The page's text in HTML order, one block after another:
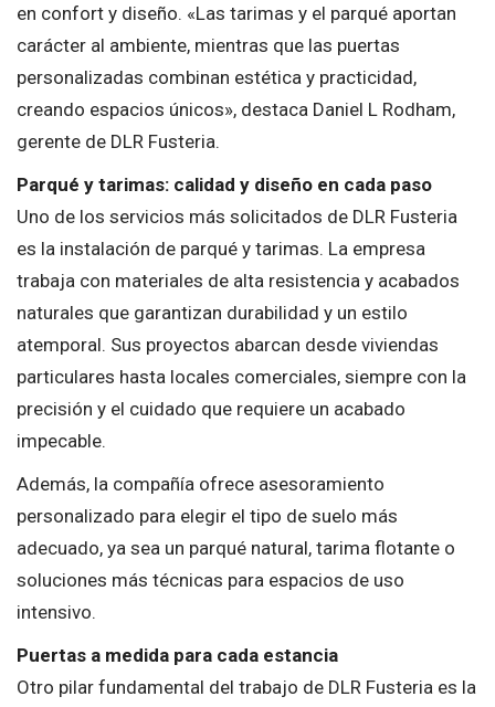
en confort y diseño. «Las tarimas y el parqué aportan
carácter al ambiente, mientras que las puertas
personalizadas combinan estética y practicidad,
creando espacios únicos», destaca Daniel L Rodham,
gerente de DLR Fusteria.
Parqué y tarimas: calidad y diseño en cada paso
Uno de los servicios más solicitados de DLR Fusteria
es la instalación de parqué y tarimas. La empresa
trabaja con materiales de alta resistencia y acabados
naturales que garantizan durabilidad y un estilo
atemporal. Sus proyectos abarcan desde viviendas
particulares hasta locales comerciales, siempre con la
precisión y el cuidado que requiere un acabado
impecable.
Además, la compañía ofrece asesoramiento
personalizado para elegir el tipo de suelo más
adecuado, ya sea un parqué natural, tarima flotante o
soluciones más técnicas para espacios de uso
intensivo.
Puertas a medida para cada estancia
Otro pilar fundamental del trabajo de DLR Fusteria es la